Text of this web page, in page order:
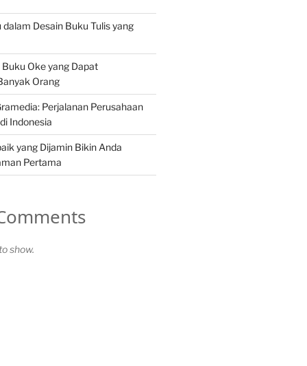
Desain Buku Tulis yang
Oke yang Dapat
Orang
Perjalanan Perusahaan
Indonesia
yang Dijamin Bikin Anda
Pertama
show.